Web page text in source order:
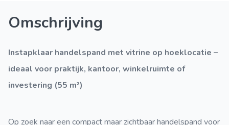
Omschrijving
Instapklaar handelspand met vitrine op hoeklocatie –
ideaal voor praktijk, kantoor, winkelruimte of
investering (55 m²)
Op zoek naar een compact maar zichtbaar handelspand voor